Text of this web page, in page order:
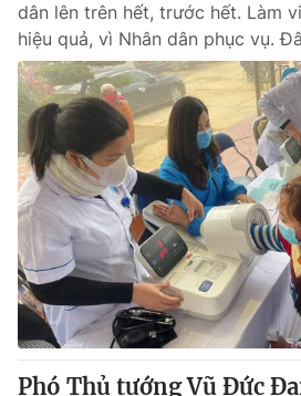
dân lên trên hết, trước hết. Làm
hiệu quả, vì Nhân dân phục vụ.
Phó Thủ tướng Vũ Đức